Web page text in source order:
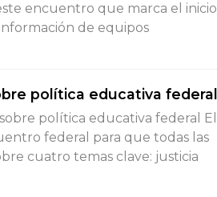
encuentro que marca el inicio
de equipos
política educativa federal
política educativa federal El
federal para que todas las
cuatro temas clave: justicia